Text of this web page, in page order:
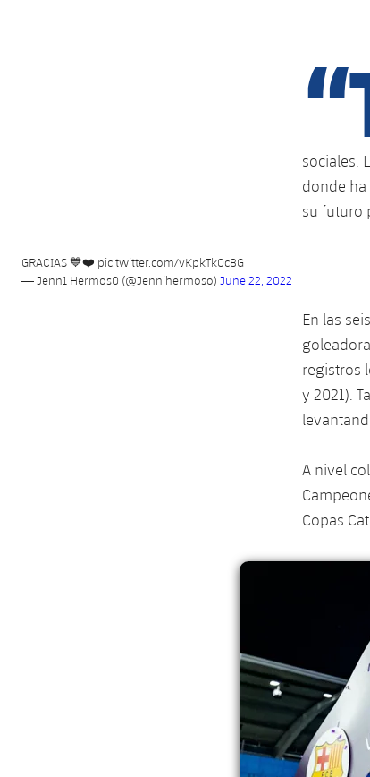
sociales.
donde ha
su futuro
GRACIAS 💙❤️ pic.twitter.com/vKpkTk0c8G
— Jenn1 Hermos0 (@Jennihermoso) June 22, 2022
En las
registros
y 2021).
A nivel
Copas